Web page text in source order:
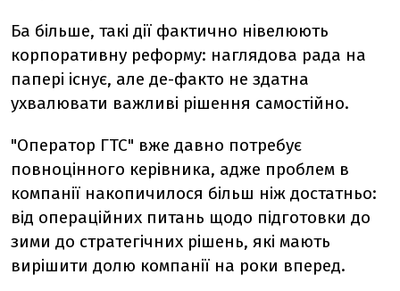
Ба більше, такі дії фактично нівелюють
корпоративну реформу: наглядова рада на
папері існує, але де-факто не здатна
ухвалювати важливі рішення самостійно.
"Оператор ГТС" вже давно потребує
повноцінного керівника, адже проблем в
компанії накопичилося більш ніж достатньо:
від операційних питань щодо підготовки до
зими до стратегічних рішень, які мають
вирішити долю компанії на роки вперед.